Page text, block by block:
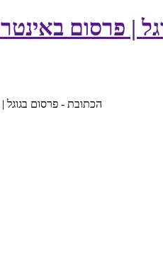
| פרסום